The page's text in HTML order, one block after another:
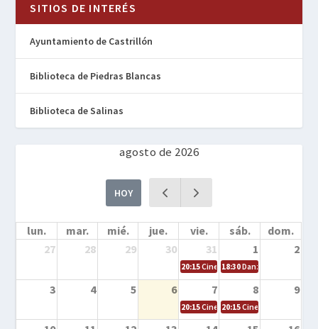
SITIOS DE INTERÉS
Ayuntamiento de Castrillón
Biblioteca de Piedras Blancas
Biblioteca de Salinas
agosto de 2026
HOY
lun. mar. mié. jue. vie. sáb.
dom.
27
28 29 30 31 1 2
20:15Cine en la calle – Cómo
18:30Danza – Cita en el
3 4 5 6 7 8 9
20:15Cine en la calle – El niño y la
20:15Cine en la calle –